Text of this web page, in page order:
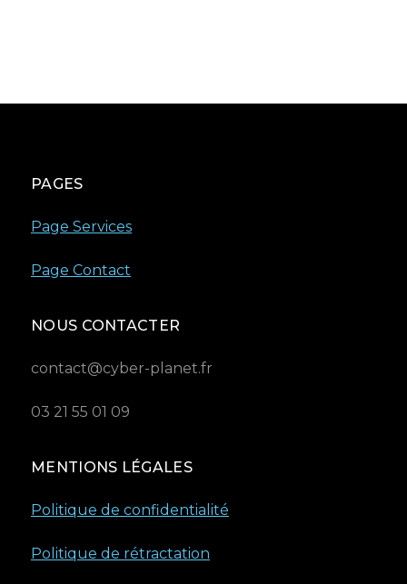
PAGES
Page Services
Page Contact
NOUS CONTACTER
contact@cyber-planet.fr
03 21 55 01 09
MENTIONS LÉGALES
Politique de confidentialité
Politique de rétractation